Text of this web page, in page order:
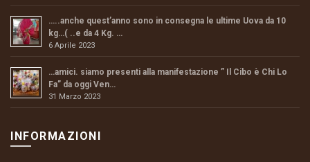
…..anche quest’anno sono in consegna le ultime Uova da 10
kg…( ..e da 4 Kg. …
6 Aprile 2023
…amici. siamo presenti alla manifestazione ” Il Cibo è Chi Lo
Fa” da oggi Ven…
31 Marzo 2023
INFORMAZIONI